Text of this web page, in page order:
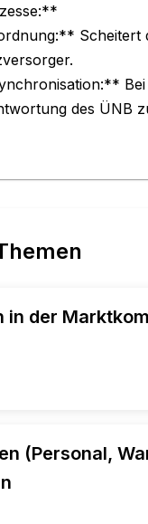
Scheitert
Bei
des ÜNB
in der
(Personal,